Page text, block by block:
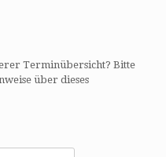
Terminübersicht? Bitte
über dieses